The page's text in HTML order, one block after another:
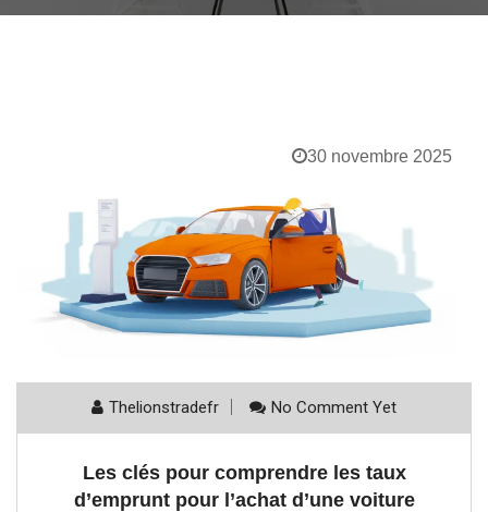
30 novembre 2025
Thelionstradefr No Comment Yet
Les clés pour comprendre les taux
d’emprunt pour l’achat d’une voiture